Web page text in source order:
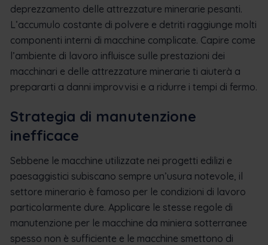
deprezzamento delle attrezzature minerarie pesanti.
L’accumulo costante di polvere e detriti raggiunge molti
componenti interni di macchine complicate. Capire come
l’ambiente di lavoro influisce sulle prestazioni dei
macchinari e delle attrezzature minerarie ti aiuterà a
prepararti a danni improvvisi e a ridurre i tempi di fermo.
Strategia di manutenzione
inefficace
Sebbene le macchine utilizzate nei progetti edilizi e
paesaggistici subiscano sempre un’usura notevole, il
settore minerario è famoso per le condizioni di lavoro
particolarmente dure. Applicare le stesse regole di
manutenzione per le macchine da miniera sotterranee
spesso non è sufficiente e le macchine smettono di